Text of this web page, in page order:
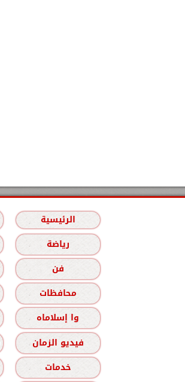
الرئيسية
رياضة
فن
محافظات
وا إسلاماه
فيديو الزمان
خدمات